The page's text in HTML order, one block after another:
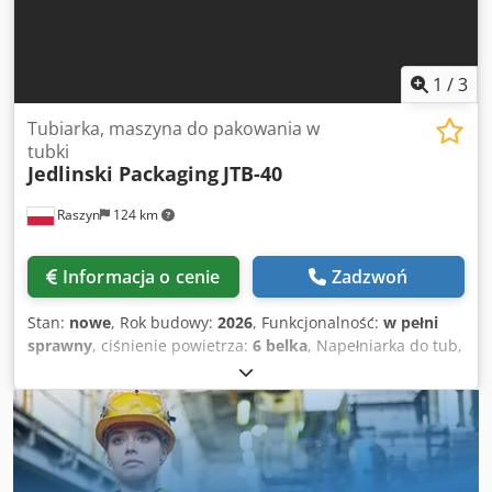
1 /3
Raszyn 124 km
Tubiarka, maszyna do pakowania w
tubki
Jedlinski Packaging JTB-40
Informacja o cenie Zadzwoń
Stan: nowe, Rok budowy: 2026, Funkcjonalność: w pełni
sprawny, ciśnienie powietrza: 6 belka, Napełniarka do tub,
tubiarka automatyczna, maszyna do napełniania tub,
dozowanie serwo, pakowanie kosmetyków, zamykarka tub,
maszyna farmaceutyczna, zgrzewarka do tub. Credok
Abyvjpfx Apvjf Wydajność do 40 tub na minutę Doza od
5ml do 270ml Średnica tub od 19mm do 50mm Wysokość
tub od 70mm do 210mm Wykonana w Polsce W cenie jeden